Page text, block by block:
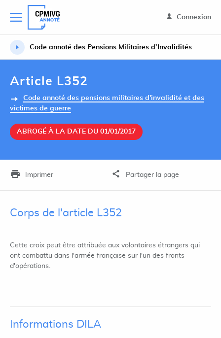
Connexion
Code annoté des Pensions Militaires d’Invalidités
Article L352
Code annoté des pensions militaires d'invalidité et des
victimes de guerre
ABROGÉ À LA DATE DU 01/01/2017
Imprimer Partager la page
Corps de l'article L352
Cette croix peut être attribuée aux volontaires étrangers qui
ont combattu dans l'armée française sur l'un des fronts
d'opérations.
Informations DILA